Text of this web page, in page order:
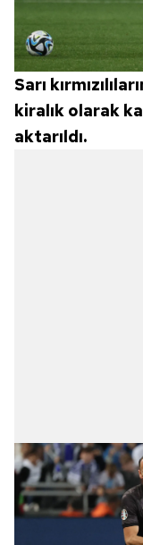
Sarı
kiralık olarak
aktarıldı.